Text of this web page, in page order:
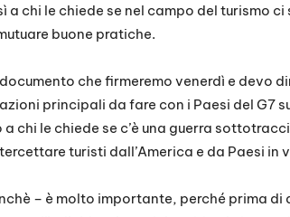
a chi le chiede se nel campo del turismo ci
buone pratiche.
che firmeremo venerdì e devo
principali da fare con i Paesi del G7
chi le chiede se c’è una guerra
turisti dall’America e da Paesi in
– è molto importante, perché prima di